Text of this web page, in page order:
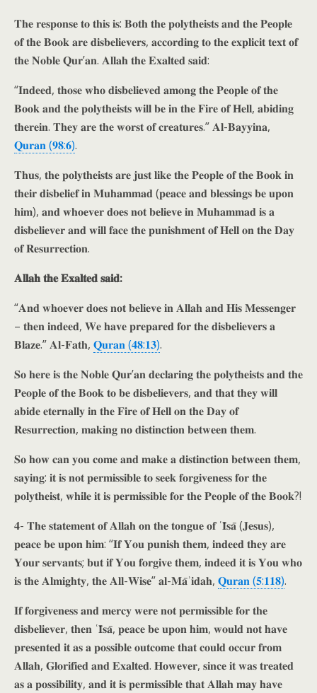
𝐓𝐡𝐞 𝐫𝐞𝐬𝐩𝐨𝐧𝐬𝐞 𝐭𝐨 𝐭𝐡𝐢𝐬 𝐢𝐬: 𝐁𝐨𝐭𝐡 𝐭𝐡𝐞 𝐩𝐨𝐥𝐲𝐭𝐡𝐞𝐢𝐬𝐭𝐬 𝐚𝐧𝐝 𝐭𝐡𝐞 𝐏𝐞𝐨𝐩𝐥𝐞
𝐨𝐟 𝐭𝐡𝐞 𝐁𝐨𝐨𝐤 𝐚𝐫𝐞 𝐝𝐢𝐬𝐛𝐞𝐥𝐢𝐞𝐯𝐞𝐫𝐬, 𝐚𝐜𝐜𝐨𝐫𝐝𝐢𝐧𝐠 𝐭𝐨 𝐭𝐡𝐞 𝐞𝐱𝐩𝐥𝐢𝐜𝐢𝐭 𝐭𝐞𝐱𝐭 𝐨𝐟
𝐭𝐡𝐞 𝐍𝐨𝐛𝐥𝐞 𝐐𝐮𝐫’𝐚𝐧. 𝐀𝐥𝐥𝐚𝐡 𝐭𝐡𝐞 𝐄𝐱𝐚𝐥𝐭𝐞𝐝 𝐬𝐚𝐢𝐝:
“𝐈𝐧𝐝𝐞𝐞𝐝, 𝐭𝐡𝐨𝐬𝐞 𝐰𝐡𝐨 𝐝𝐢𝐬𝐛𝐞𝐥𝐢𝐞𝐯𝐞𝐝 𝐚𝐦𝐨𝐧𝐠 𝐭𝐡𝐞 𝐏𝐞𝐨𝐩𝐥𝐞 𝐨𝐟 𝐭𝐡𝐞
𝐁𝐨𝐨𝐤 𝐚𝐧𝐝 𝐭𝐡𝐞 𝐩𝐨𝐥𝐲𝐭𝐡𝐞𝐢𝐬𝐭𝐬 𝐰𝐢𝐥𝐥 𝐛𝐞 𝐢𝐧 𝐭𝐡𝐞 𝐅𝐢𝐫𝐞 𝐨𝐟 𝐇𝐞𝐥𝐥, 𝐚𝐛𝐢𝐝𝐢𝐧𝐠
𝐭𝐡𝐞𝐫𝐞𝐢𝐧. 𝐓𝐡𝐞𝐲 𝐚𝐫𝐞 𝐭𝐡𝐞 𝐰𝐨𝐫𝐬𝐭 𝐨𝐟 𝐜𝐫𝐞𝐚𝐭𝐮𝐫𝐞𝐬.” 𝐀𝐥-𝐁𝐚𝐲𝐲𝐢𝐧𝐚,
𝐐𝐮𝐫𝐚𝐧 (𝟗𝟖:𝟔).
𝐓𝐡𝐮𝐬, 𝐭𝐡𝐞 𝐩𝐨𝐥𝐲𝐭𝐡𝐞𝐢𝐬𝐭𝐬 𝐚𝐫𝐞 𝐣𝐮𝐬𝐭 𝐥𝐢𝐤𝐞 𝐭𝐡𝐞 𝐏𝐞𝐨𝐩𝐥𝐞 𝐨𝐟 𝐭𝐡𝐞 𝐁𝐨𝐨𝐤 𝐢𝐧
𝐭𝐡𝐞𝐢𝐫 𝐝𝐢𝐬𝐛𝐞𝐥𝐢𝐞𝐟 𝐢𝐧 𝐌𝐮𝐡𝐚𝐦𝐦𝐚𝐝 (𝐩𝐞𝐚𝐜𝐞 𝐚𝐧𝐝 𝐛𝐥𝐞𝐬𝐬𝐢𝐧𝐠𝐬 𝐛𝐞 𝐮𝐩𝐨𝐧
𝐡𝐢𝐦), 𝐚𝐧𝐝 𝐰𝐡𝐨𝐞𝐯𝐞𝐫 𝐝𝐨𝐞𝐬 𝐧𝐨𝐭 𝐛𝐞𝐥𝐢𝐞𝐯𝐞 𝐢𝐧 𝐌𝐮𝐡𝐚𝐦𝐦𝐚𝐝 𝐢𝐬 𝐚
𝐝𝐢𝐬𝐛𝐞𝐥𝐢𝐞𝐯𝐞𝐫 𝐚𝐧𝐝 𝐰𝐢𝐥𝐥 𝐟𝐚𝐜𝐞 𝐭𝐡𝐞 𝐩𝐮𝐧𝐢𝐬𝐡𝐦𝐞𝐧𝐭 𝐨𝐟 𝐇𝐞𝐥𝐥 𝐨𝐧 𝐭𝐡𝐞 𝐃𝐚𝐲
𝐨𝐟 𝐑𝐞𝐬𝐮𝐫𝐫𝐞𝐜𝐭𝐢𝐨𝐧.
𝐀𝐥𝐥𝐚𝐡 𝐭𝐡𝐞 𝐄𝐱𝐚𝐥𝐭𝐞𝐝 𝐬𝐚𝐢𝐝:
“𝐀𝐧𝐝 𝐰𝐡𝐨𝐞𝐯𝐞𝐫 𝐝𝐨𝐞𝐬 𝐧𝐨𝐭 𝐛𝐞𝐥𝐢𝐞𝐯𝐞 𝐢𝐧 𝐀𝐥𝐥𝐚𝐡 𝐚𝐧𝐝 𝐇𝐢𝐬 𝐌𝐞𝐬𝐬𝐞𝐧𝐠𝐞𝐫
– 𝐭𝐡𝐞𝐧 𝐢𝐧𝐝𝐞𝐞𝐝, 𝐖𝐞 𝐡𝐚𝐯𝐞 𝐩𝐫𝐞𝐩𝐚𝐫𝐞𝐝 𝐟𝐨𝐫 𝐭𝐡𝐞 𝐝𝐢𝐬𝐛𝐞𝐥𝐢𝐞𝐯𝐞𝐫𝐬 𝐚
𝐁𝐥𝐚𝐳𝐞.” 𝐀𝐥-𝐅𝐚𝐭𝐡, 𝐐𝐮𝐫𝐚𝐧 (𝟒𝟖:𝟏𝟑).
𝐒𝐨 𝐡𝐞𝐫𝐞 𝐢𝐬 𝐭𝐡𝐞 𝐍𝐨𝐛𝐥𝐞 𝐐𝐮𝐫’𝐚𝐧 𝐝𝐞𝐜𝐥𝐚𝐫𝐢𝐧𝐠 𝐭𝐡𝐞 𝐩𝐨𝐥𝐲𝐭𝐡𝐞𝐢𝐬𝐭𝐬 𝐚𝐧𝐝 𝐭𝐡𝐞
𝐏𝐞𝐨𝐩𝐥𝐞 𝐨𝐟 𝐭𝐡𝐞 𝐁𝐨𝐨𝐤 𝐭𝐨 𝐛𝐞 𝐝𝐢𝐬𝐛𝐞𝐥𝐢𝐞𝐯𝐞𝐫𝐬, 𝐚𝐧𝐝 𝐭𝐡𝐚𝐭 𝐭𝐡𝐞𝐲 𝐰𝐢𝐥𝐥
𝐚𝐛𝐢𝐝𝐞 𝐞𝐭𝐞𝐫𝐧𝐚𝐥𝐥𝐲 𝐢𝐧 𝐭𝐡𝐞 𝐅𝐢𝐫𝐞 𝐨𝐟 𝐇𝐞𝐥𝐥 𝐨𝐧 𝐭𝐡𝐞 𝐃𝐚𝐲 𝐨𝐟
𝐑𝐞𝐬𝐮𝐫𝐫𝐞𝐜𝐭𝐢𝐨𝐧, 𝐦𝐚𝐤𝐢𝐧𝐠 𝐧𝐨 𝐝𝐢𝐬𝐭𝐢𝐧𝐜𝐭𝐢𝐨𝐧 𝐛𝐞𝐭𝐰𝐞𝐞𝐧 𝐭𝐡𝐞𝐦.
𝐒𝐨 𝐡𝐨𝐰 𝐜𝐚𝐧 𝐲𝐨𝐮 𝐜𝐨𝐦𝐞 𝐚𝐧𝐝 𝐦𝐚𝐤𝐞 𝐚 𝐝𝐢𝐬𝐭𝐢𝐧𝐜𝐭𝐢𝐨𝐧 𝐛𝐞𝐭𝐰𝐞𝐞𝐧 𝐭𝐡𝐞𝐦,
𝐬𝐚𝐲𝐢𝐧𝐠: 𝐢𝐭 𝐢𝐬 𝐧𝐨𝐭 𝐩𝐞𝐫𝐦𝐢𝐬𝐬𝐢𝐛𝐥𝐞 𝐭𝐨 𝐬𝐞𝐞𝐤 𝐟𝐨𝐫𝐠𝐢𝐯𝐞𝐧𝐞𝐬𝐬 𝐟𝐨𝐫 𝐭𝐡𝐞
𝐩𝐨𝐥𝐲𝐭𝐡𝐞𝐢𝐬𝐭, 𝐰𝐡𝐢𝐥𝐞 𝐢𝐭 𝐢𝐬 𝐩𝐞𝐫𝐦𝐢𝐬𝐬𝐢𝐛𝐥𝐞 𝐟𝐨𝐫 𝐭𝐡𝐞 𝐏𝐞𝐨𝐩𝐥𝐞 𝐨𝐟 𝐭𝐡𝐞 𝐁𝐨𝐨𝐤?!
𝟒- 𝐓𝐡𝐞 𝐬𝐭𝐚𝐭𝐞𝐦𝐞𝐧𝐭 𝐨𝐟 𝐀𝐥𝐥𝐚𝐡 𝐨𝐧 𝐭𝐡𝐞 𝐭𝐨𝐧𝐠𝐮𝐞 𝐨𝐟 ʿ𝐈̄𝐬𝐚̄ (𝐉𝐞𝐬𝐮𝐬),
𝐩𝐞𝐚𝐜𝐞 𝐛𝐞 𝐮𝐩𝐨𝐧 𝐡𝐢𝐦: “𝐈𝐟 𝐘𝐨𝐮 𝐩𝐮𝐧𝐢𝐬𝐡 𝐭𝐡𝐞𝐦, 𝐢𝐧𝐝𝐞𝐞𝐝 𝐭𝐡𝐞𝐲 𝐚𝐫𝐞
𝐘𝐨𝐮𝐫 𝐬𝐞𝐫𝐯𝐚𝐧𝐭𝐬; 𝐛𝐮𝐭 𝐢𝐟 𝐘𝐨𝐮 𝐟𝐨𝐫𝐠𝐢𝐯𝐞 𝐭𝐡𝐞𝐦, 𝐢𝐧𝐝𝐞𝐞𝐝 𝐢𝐭 𝐢𝐬 𝐘𝐨𝐮 𝐰𝐡𝐨
𝐢𝐬 𝐭𝐡𝐞 𝐀𝐥𝐦𝐢𝐠𝐡𝐭𝐲, 𝐭𝐡𝐞 𝐀𝐥𝐥-𝐖𝐢𝐬𝐞” 𝐚𝐥-𝐌𝐚̄ʾ𝐢𝐝𝐚𝐡, 𝐐𝐮𝐫𝐚𝐧 (𝟓:𝟏𝟏𝟖).
𝐈𝐟 𝐟𝐨𝐫𝐠𝐢𝐯𝐞𝐧𝐞𝐬𝐬 𝐚𝐧𝐝 𝐦𝐞𝐫𝐜𝐲 𝐰𝐞𝐫𝐞 𝐧𝐨𝐭 𝐩𝐞𝐫𝐦𝐢𝐬𝐬𝐢𝐛𝐥𝐞 𝐟𝐨𝐫 𝐭𝐡𝐞
𝐝𝐢𝐬𝐛𝐞𝐥𝐢𝐞𝐯𝐞𝐫, 𝐭𝐡𝐞𝐧 ʿ𝐈̄𝐬𝐚̄, 𝐩𝐞𝐚𝐜𝐞 𝐛𝐞 𝐮𝐩𝐨𝐧 𝐡𝐢𝐦, 𝐰𝐨𝐮𝐥𝐝 𝐧𝐨𝐭 𝐡𝐚𝐯𝐞
𝐩𝐫𝐞𝐬𝐞𝐧𝐭𝐞𝐝 𝐢𝐭 𝐚𝐬 𝐚 𝐩𝐨𝐬𝐬𝐢𝐛𝐥𝐞 𝐨𝐮𝐭𝐜𝐨𝐦𝐞 𝐭𝐡𝐚𝐭 𝐜𝐨𝐮𝐥𝐝 𝐨𝐜𝐜𝐮𝐫 𝐟𝐫𝐨𝐦
𝐀𝐥𝐥𝐚𝐡, 𝐆𝐥𝐨𝐫𝐢𝐟𝐢𝐞𝐝 𝐚𝐧𝐝 𝐄𝐱𝐚𝐥𝐭𝐞𝐝. 𝐇𝐨𝐰𝐞𝐯𝐞𝐫, 𝐬𝐢𝐧𝐜𝐞 𝐢𝐭 𝐰𝐚𝐬 𝐭𝐫𝐞𝐚𝐭𝐞𝐝
𝐚𝐬 𝐚 𝐩𝐨𝐬𝐬𝐢𝐛𝐢𝐥𝐢𝐭𝐲, 𝐚𝐧𝐝 𝐢𝐭 𝐢𝐬 𝐩𝐞𝐫𝐦𝐢𝐬𝐬𝐢𝐛𝐥𝐞 𝐭𝐡𝐚𝐭 𝐀𝐥𝐥𝐚𝐡 𝐦𝐚𝐲 𝐡𝐚𝐯𝐞